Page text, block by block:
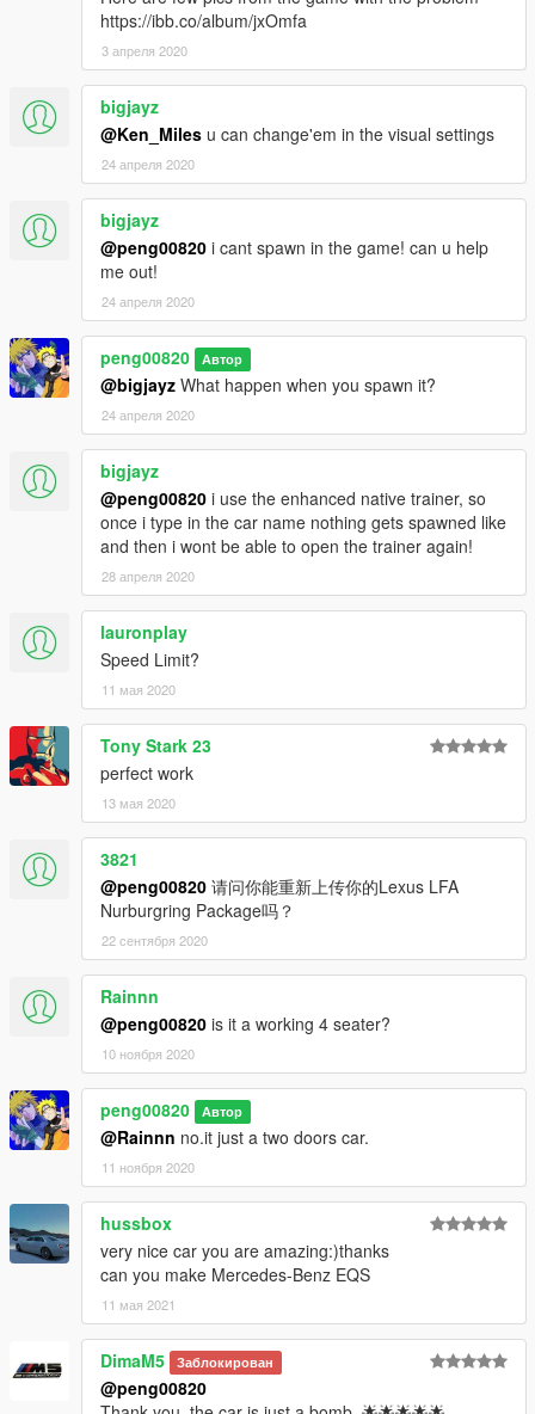
https://ibb.co/album/jxOmfa
3 апреля 2020
bigjayz
@Ken_Miles u can change'em in the visual settings
24 апреля 2020
bigjayz
@peng00820 i cant spawn in the game! can u help
me out!
24 апреля 2020
peng00820 Автор
@bigjayz What happen when you spawn it?
24 апреля 2020
bigjayz
@peng00820 i use the enhanced native trainer, so
once i type in the car name nothing gets spawned like
and then i wont be able to open the trainer again!
28 апреля 2020
lauronplay
Speed Limit?
11 мая 2020
Tony Stark 23
perfect work
13 мая 2020
3821
@peng00820 请问你能重新上传你的Lexus LFA
Nurburgring Package吗？
22 сентября 2020
Rainnn
@peng00820 is it a working 4 seater?
10 ноября 2020
peng00820 Автор
@Rainnn no.it just a two doors car.
11 ноября 2020
hussbox
very nice car you are amazing:)thanks
can you make Mercedes-Benz EQS
11 мая 2021
DimaM5 Заблокирован
@peng00820